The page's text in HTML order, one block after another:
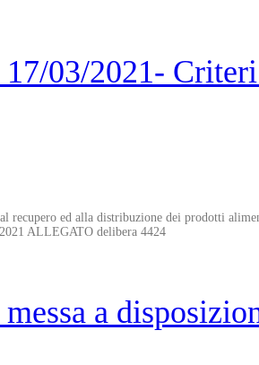
03/2021- Criteri
ed alla distribuzione dei prodotti
ALLEGATO delibera 4424
a